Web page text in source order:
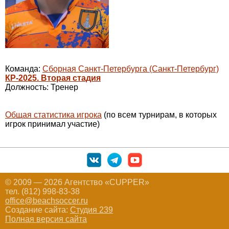
Команда: Сборная Санкт-Петербурга (Санкт-Петербург)
КР-2025. Вторая стадия
Должность: Тренер
Общая статистика игрока (по всем турнирам, в которых
игрок принимал участие)
© 2009 — 2026 Агентство «CUPPER»
тел. (812) 998-83-38
office@beachsoccer.ru
Создание сайта: Студия 239
Полная версия сайта